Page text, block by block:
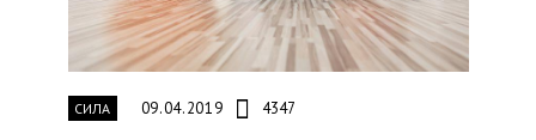
СИЛА 09.04.2019 4347